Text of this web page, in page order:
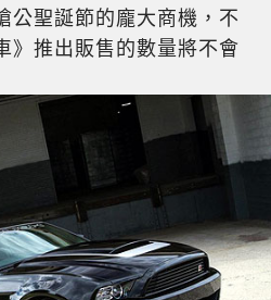
公聖誕節的龐大商機，不
》推出販售的數量將不會